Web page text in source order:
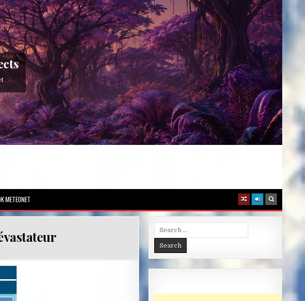
METEONET
Search
for: